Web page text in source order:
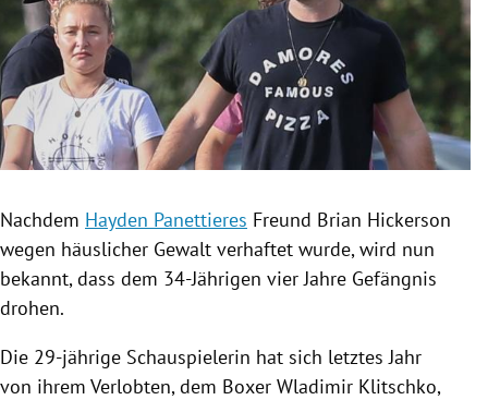
Untermenü
Untermenü
Untermenü
Untermenü
Nachdem Hayden Panettieres Freund Brian Hickerson
wegen häuslicher Gewalt verhaftet wurde, wird nun
bekannt, dass dem 34-Jährigen vier Jahre Gefängnis
drohen.
Die 29-jährige Schauspielerin hat sich letztes Jahr
von ihrem Verlobten, dem Boxer Wladimir Klitschko,